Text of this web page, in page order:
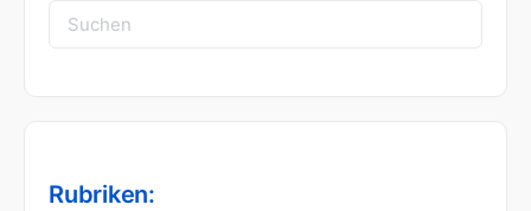
Suchen
nach:
Rubriken: